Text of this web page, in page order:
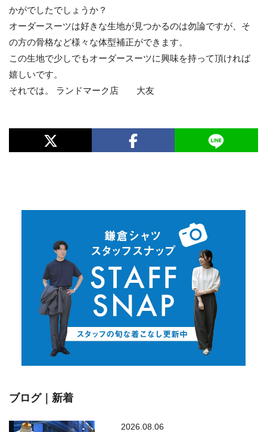
かがでしたでしょうか？
オーダースーツは好きな生地が見つかるのは勿論ですが、そ
の方の骨格など様々な体型補正ができます。
この生地で少しでもオーダースーツに興味を持って頂ければ
嬉しいです。
それでは。 ランドマーク店 大友
ブログ｜新着
2026.08.06